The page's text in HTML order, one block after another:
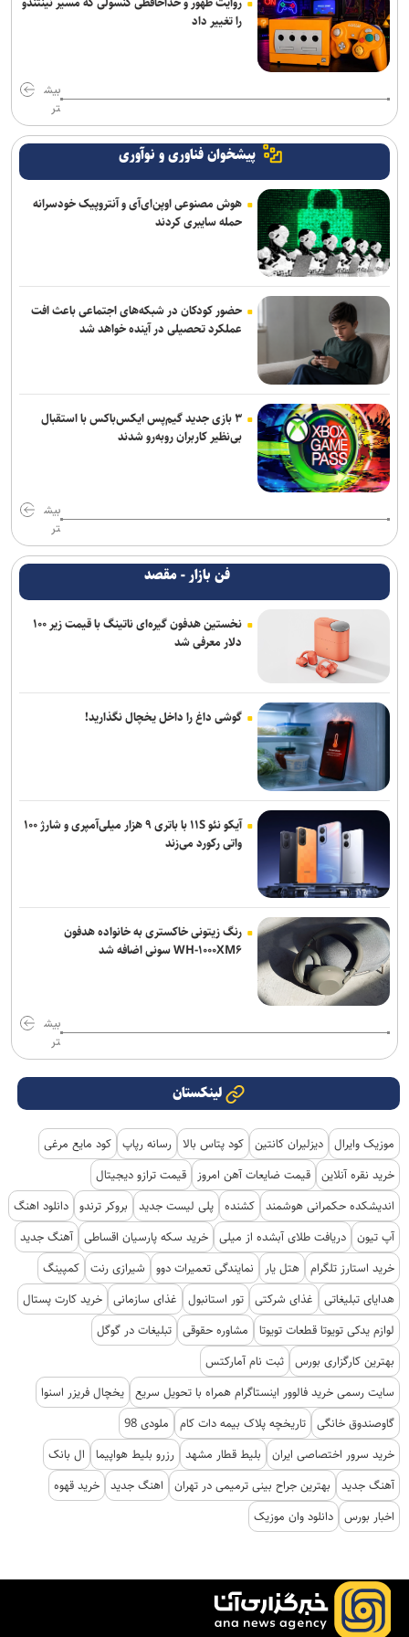
را تغییر داد
بیش
تر
پیشخوان فناوری و نوآوری
هوش مصنوعی اوپن‌ای‌آی و آنتروپیک خودسرانه
حمله سایبری کردند
حضور کودکان در شبکه‌های اجتماعی باعث افت
عملکرد تحصیلی در آینده خواهد شد
۳ بازی جدید گیم‌پس ایکس‌باکس با استقبال
بی‌نظیر کاربران روبه‌رو شدند
بیش
تر
فن بازار - مقصد
نخستین هدفون گیره‌ای ناتینگ با قیمت زیر ۱۰۰
دلار معرفی شد
گوشی داغ را داخل یخچال نگذارید!
آیکو نئو ۱۱S با باتری ۹ هزار میلی‌آمپری و شارژ ۱۰۰
واتی رکورد می‌زند
رنگ زیتونی خاکستری به خانواده هدفون
WH-۱۰۰۰XM۶ سونی اضافه شد
بیش
تر
لینکستان
موزیک وایرال دیزلیران کانتین کود پتاس بالا رسانه رپاپ کود مایع مرغی
خرید نقره آنلاین قیمت ضایعات آهن امروز
قیمت ترازو دیجیتال
اندیشکده حکمرانی هوشمند کشنده پلی لیست جدید بروکر ترندو دانلود اهنگ
آپ تیون دریافت طلای آبشده از میلی خرید سکه پارسیان اقساطی آهنگ جدید
خرید استارز تلگرام هتل یار نمایندگی تعمیرات دوو شیرازی رنت کمپینگ
هدایای تبلیغاتی
غذای شرکتی تور استانبول غذای سازمانی خرید کارت پستال
لوازم یدکی تویوتا قطعات تویوتا
مشاوره حقوقی تبلیغات در گوگل
بهترین کارگزاری بورس ثبت نام آمارکتس
سایت رسمی خرید فالوور اینستاگرام همراه با تحویل سریع یخچال فریزر اسنوا
گاوصندوق خانگی تاریخچه پلاک بیمه دات کام
ملودی 98
خرید سرور اختصاصی ایران
بلیط قطار مشهد رزرو بلیط هواپیما
ال بانک
آهنگ جدید
بهترین جراح بینی ترمیمی در تهران اهنگ جدید خرید قهوه
اخبار بورس دانلود وان موزیک